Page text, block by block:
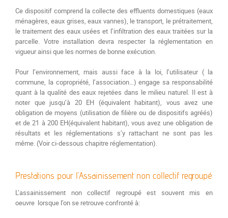
Ce dispositif comprend la collecte des effluents domestiques (eaux
ménagères, eaux grises, eaux vannes), le transport, le prétraitement,
le traitement des eaux usées et l’infiltration des eaux traitées sur la
parcelle. Votre installation devra respecter la réglementation en
vigueur ainsi que les normes de bonne exécution.
Pour l’environnement, mais aussi face à la loi, l’utilisateur ( la
commune, la copropriété, l’association…) engage sa responsabilité
quant à la qualité des eaux rejetées dans le milieu naturel. Il est à
noter que jusqu’à 20 EH (équivalent habitant), vous avez une
obligation de moyens (utilisation de filière ou de dispositifs agréés)
et de 21 à 200 EH(équivalent habitant), vous avez une obligation de
résultats et les réglementations s’y rattachant ne sont pas les
même. (Voir ci-dessous chapitre réglementation).
Prestations pour l’Assainissement non collectif regroupé
L’assainissement non collectif regroupé est souvent mis en
oeuvre lorsque l’on se retrouve confronté à: